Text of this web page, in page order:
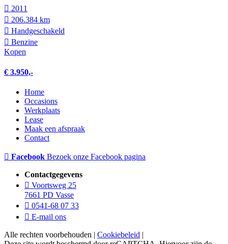
2011
206.384 km
Hand­geschakeld
Benzine
Kopen
€ 3.950,-
Home
Occasions
Werkplaats
Lease
Maak een afspraak
Contact
Facebook Bezoek onze Facebook pagina
Contactgegevens
Voortsweg 25
7661 PD Vasse
0541-68 07 33
E-mail ons
Alle rechten voorbehouden | Cookiebeleid |